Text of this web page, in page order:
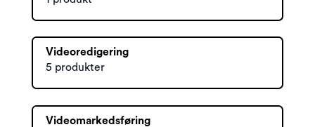
Videoredigering
5 produkter
Videomarkedsføring